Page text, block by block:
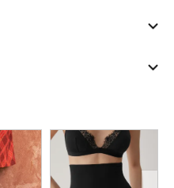
ポリアミド 4% リネン